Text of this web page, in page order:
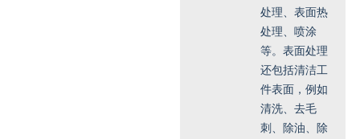
处理、表面热
处理、喷涂
等。表面处理
还包括清洁工
件表面，例如
清洗、去毛
刺、除油、除